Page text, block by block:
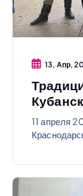
13, Апр,
11 апреля